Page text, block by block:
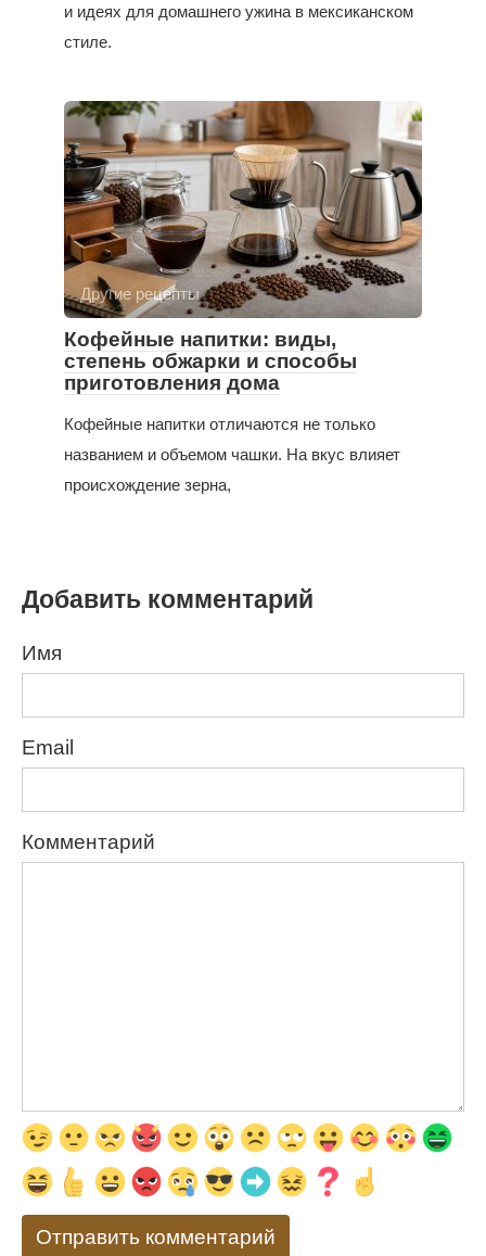
и идеях для домашнего ужина в мексиканском
стиле.
Другие рецепты
Кофейные напитки: виды,
степень обжарки и способы
приготовления дома
Кофейные напитки отличаются не только
названием и объемом чашки. На вкус влияет
происхождение зерна,
Добавить комментарий
Имя
Email
Комментарий